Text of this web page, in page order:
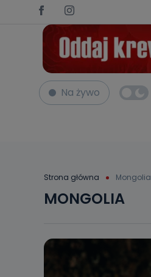
Na żywo
Strona główna Mongolia
MONGOLIA